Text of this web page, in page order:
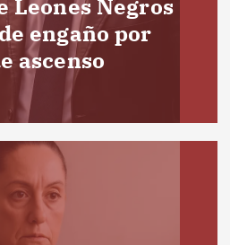
Leones Negros
engaño por
ascenso